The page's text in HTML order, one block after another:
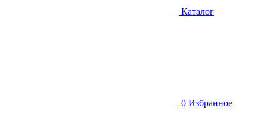
Каталог
0 Избранное